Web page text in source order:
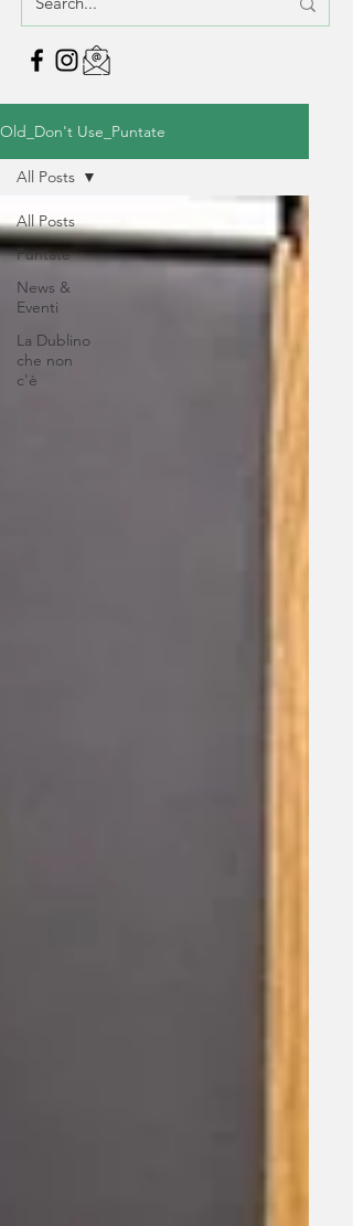
Old_Don't Use_Puntate
All Posts
Puntate
News &
Eventi
La Dublino
che non
c'è
All Posts